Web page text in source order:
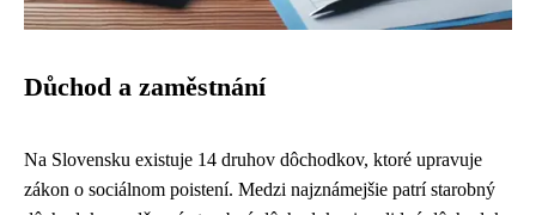
Důchod a zaměstnání
Na Slovensku existuje 14 druhov dôchodkov, ktoré upravuje
zákon o sociálnom poistení. Medzi najznámejšie patrí starobný